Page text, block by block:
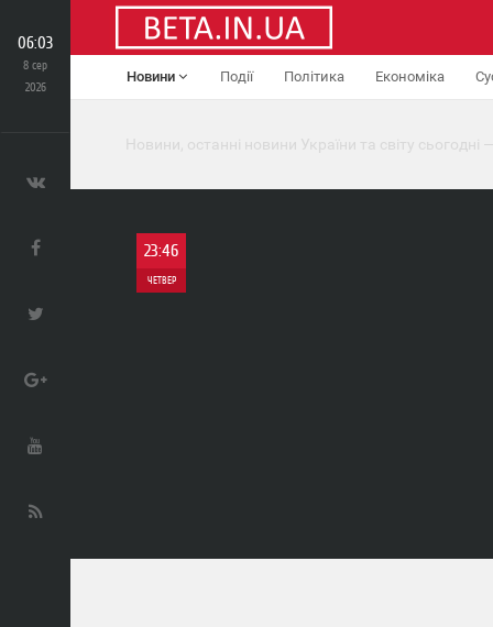
Новини Події Політика Економіка
06:03
8 сер
2026
Новини, останні новини України та світу сьогодні
23:46
ЧЕТВЕР